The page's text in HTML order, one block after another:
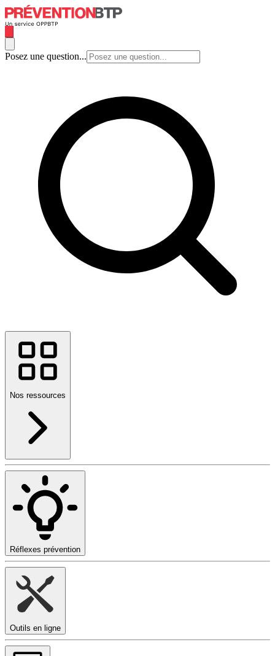
Posez une question...
Nos ressources
Réflexes prévention
Outils en ligne